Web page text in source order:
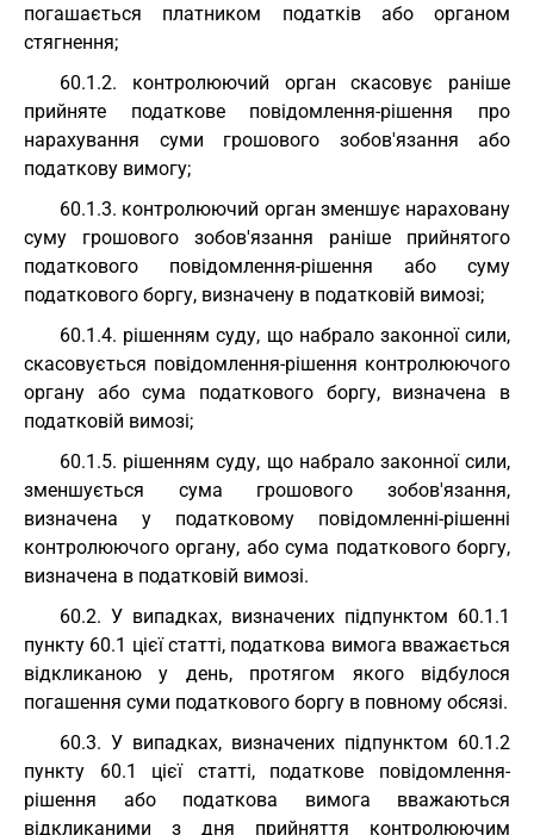
погашається платником податків або органом
стягнення;
60.1.2. контролюючий орган скасовує раніше
прийняте податкове повідомлення-рішення про
нарахування суми грошового зобов'язання або
податкову вимогу;
60.1.3. контролюючий орган зменшує нараховану
суму грошового зобов'язання раніше прийнятого
податкового повідомлення-рішення або суму
податкового боргу, визначену в податковій вимозі;
60.1.4. рішенням суду, що набрало законної сили,
скасовується повідомлення-рішення контролюючого
органу або сума податкового боргу, визначена в
податковій вимозі;
60.1.5. рішенням суду, що набрало законної сили,
зменшується сума грошового зобов'язання,
визначена у податковому повідомленні-рішенні
контролюючого органу, або сума податкового боргу,
визначена в податковій вимозі.
60.2. У випадках, визначених підпунктом 60.1.1
пункту 60.1 цієї статті, податкова вимога вважається
відкликаною у день, протягом якого відбулося
погашення суми податкового боргу в повному обсязі.
60.3. У випадках, визначених підпунктом 60.1.2
пункту 60.1 цієї статті, податкове повідомлення-
рішення або податкова вимога вважаються
відкликаними з дня прийняття контролюючим